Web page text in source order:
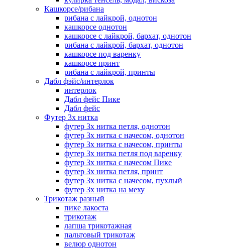
Кашкорсе/рибана
рибана с лайкрой, однотон
кашкорсе однотон
кашкорсе с лайкрой, бархат, однотон
рибана с лайкрой, бархат, однотон
кашкорсе под варенку
кашкорсе принт
рибана с лайкрой, принты
Дабл фэйс/интерлок
интерлок
Дабл фейс Пике
Дабл фейс
Футер 3х нитка
футер 3х нитка петля, однотон
футер 3х нитка с начесом, однотон
футер 3х нитка с начесом, принты
футер 3х нитка петля под варенку
футер 3х нитка с начесом Пике
футер 3х нитка петля, принт
футер 3х нитка с начесом, пухлый
футер 3х нитка на меху
Трикотаж разный
пике лакоста
трикотаж
лапша трикотажная
пальтовый трикотаж
велюр однотон